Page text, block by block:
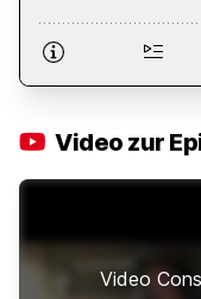
Video zur
Video